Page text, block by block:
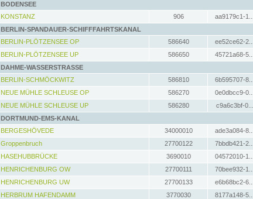
BODENSEE
KONSTANZ
906 aa9179c1-1...
BERLIN-SPANDAUER-SCHIFFFAHRTSKANAL
BERLIN-PLÖTZENSEE OP
586640 ee52ce62-2...
BERLIN-PLÖTZENSEE UP
586650 45721a68-5...
DAHME-WASSERSTRASSE
BERLIN-SCHMÖCKWITZ
586810 6b595707-8...
NEUE MÜHLE SCHLEUSE OP
586270 0e0dbcc9-0...
NEUE MÜHLE SCHLEUSE UP
586280 c9a6c3bf-0...
DORTMUND-EMS-KANAL
BERGESHÖVEDE
34000010 ade3a084-8...
Groppenbruch
27700122 7bbdb421-2...
HASEHUBBRÜCKE
3690010 04572010-1...
HENRICHENBURG OW
27700111 70bee932-1...
HENRICHENBURG UW
27700133 e6b68bc2-6...
HERBRUM HAFENDAMM
3770030 8177a148-5...